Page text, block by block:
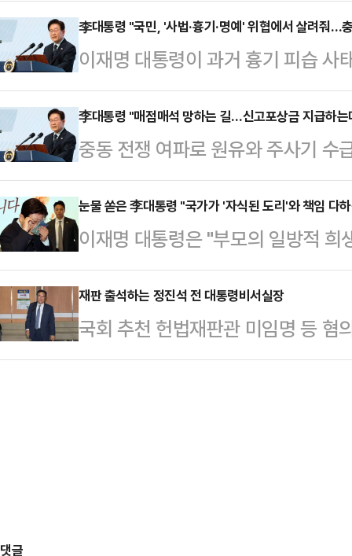
전 가능성이 동시에 제기되면서, 강
습이다.김민석 국무총리의 '당권 도
시 수면 위로 떠오르고 있다. 김 총
불어민주당 전당대회 출마를 위해
이라는 말이 나온다.강 실장은 이재
며 '정치적 체급…
李대통령 "국민, '사법·흉기·명예' 위협에서 살려줘…
이재명 대통령이 과거 흉기 피습 사
익위원회 측의 부당 개입이 있었다
해 작동하는 권력을 만들겠다"고
터)를 통해 "하늘이 제게 생명 보전
은 오로지 국민을 위한 나라, 오로
것"이라고 적었다.이어 "검찰의 조
흉기 살인, 조작 언론을 동원한 명
국…
李대통령 "매점매석 망하는 길…신고포상금 지급하는
중동 전쟁 여파로 원유와 주사기 수
이 "돈 좀 벌어 보겠다고 매점매석
이 대통령은 8일 X(엑스·옛 트위터
상인 물품 전체를 몰수하고, 몰수가
적었다.이 대통령은 "필요적 몰수,
되면 봐주고 싶어도 봐줄 수가 없다
요?'"라고 반문하면서 "신고포상제
상금으로 지…
눈물 쏟은 李대통령 "국가가 '자식된 도리'와 책임 다
이재명 대통령은 "부모의 일방적
체가 함께 책임지는 '국민이 행복한
은 8일 대한상공회의소 국제회의
해 축사를 통해 "자녀를 키우는 일
하는 일이 자녀에게 부담이 되지 않
재판 출석하는 정진석 전 대통령비서실장
국회 추천 헌법재판관 미임명 등 혐
8일 서울 서초구 서울중앙지방법원
댓글